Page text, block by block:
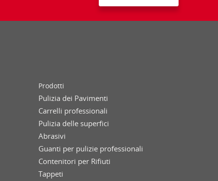
Prodotti
Pulizia dei Pavimenti
Carrelli professionali
Pulizia delle superfici
Abrasivi
Guanti per pulizie professionali
Contenitori per Rifiuti
Tappeti